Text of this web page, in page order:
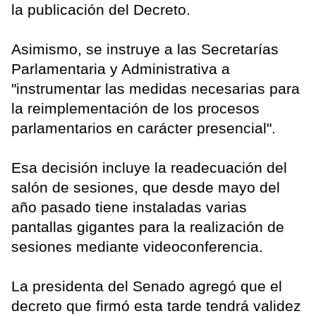
la publicación del Decreto.
Asimismo, se instruye a las Secretarías
Parlamentaria y Administrativa a
"instrumentar las medidas necesarias para
la reimplementación de los procesos
parlamentarios en carácter presencial".
Esa decisión incluye la readecuación del
salón de sesiones, que desde mayo del
año pasado tiene instaladas varias
pantallas gigantes para la realización de
sesiones mediante videoconferencia.
La presidenta del Senado agregó que el
decreto que firmó esta tarde tendrá validez